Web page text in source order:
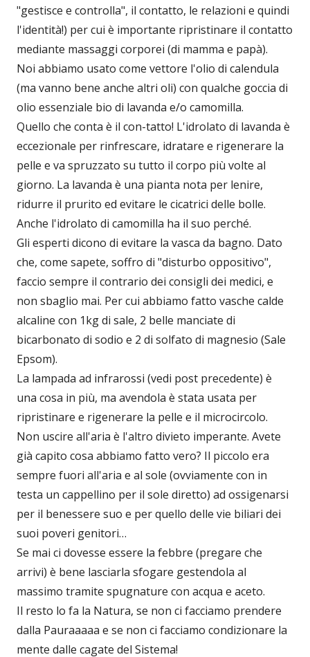
"gestisce e controlla", il contatto, le relazioni e quindi
l'identità!) per cui è importante ripristinare il contatto
mediante massaggi corporei (di mamma e papà).
Noi abbiamo usato come vettore l'olio di calendula
(ma vanno bene anche altri oli) con qualche goccia di
olio essenziale bio di lavanda e/o camomilla.
Quello che conta è il con-tatto! L'idrolato di lavanda è
eccezionale per rinfrescare, idratare e rigenerare la
pelle e va spruzzato su tutto il corpo più volte al
giorno. La lavanda è una pianta nota per lenire,
ridurre il prurito ed evitare le cicatrici delle bolle.
Anche l'idrolato di camomilla ha il suo perché.
Gli esperti dicono di evitare la vasca da bagno. Dato
che, come sapete, soffro di "disturbo oppositivo",
faccio sempre il contrario dei consigli dei medici, e
non sbaglio mai. Per cui abbiamo fatto vasche calde
alcaline con 1kg di sale, 2 belle manciate di
bicarbonato di sodio e 2 di solfato di magnesio (Sale
Epsom).
La lampada ad infrarossi (vedi post precedente) è
una cosa in più, ma avendola è stata usata per
ripristinare e rigenerare la pelle e il microcircolo.
Non uscire all'aria è l'altro divieto imperante. Avete
già capito cosa abbiamo fatto vero? Il piccolo era
sempre fuori all'aria e al sole (ovviamente con in
testa un cappellino per il sole diretto) ad ossigenarsi
per il benessere suo e per quello delle vie biliari dei
suoi poveri genitori…
Se mai ci dovesse essere la febbre (pregare che
arrivi) è bene lasciarla sfogare gestendola al
massimo tramite spugnature con acqua e aceto.
Il resto lo fa la Natura, se non ci facciamo prendere
dalla Pauraaaaa e se non ci facciamo condizionare la
mente dalle cagate del Sistema!